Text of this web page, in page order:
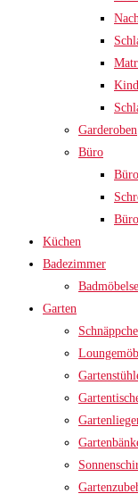
Garderoben
Büro
Küchen
Badezimmer
Garten